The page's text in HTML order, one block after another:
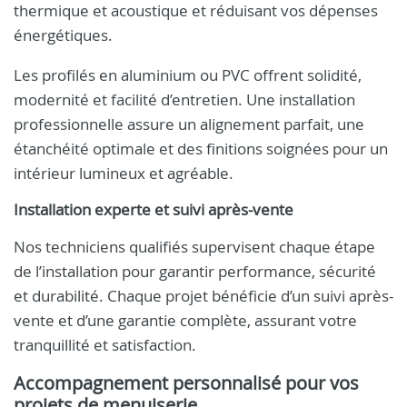
thermique et acoustique et réduisant vos dépenses
énergétiques.
Les profilés en aluminium ou PVC offrent solidité,
modernité et facilité d’entretien. Une installation
professionnelle assure un alignement parfait, une
étanchéité optimale et des finitions soignées pour un
intérieur lumineux et agréable.
Installation experte et suivi après-vente
Nos techniciens qualifiés supervisent chaque étape
de l’installation pour garantir performance, sécurité
et durabilité. Chaque projet bénéficie d’un suivi après-
vente et d’une garantie complète, assurant votre
tranquillité et satisfaction.
Accompagnement personnalisé pour vos